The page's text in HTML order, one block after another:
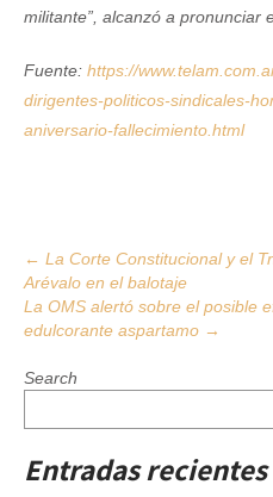
militante”, alcanzó a pronunciar
Fuente: https://
dirigentes-politicos-sindicales-
aniversario-fallecimiento.html
Post
navigation
← La Corte Constitucional y el
Arévalo en el balotaje
La OMS alertó sobre el posible
edulcorante aspartamo →
Search
Entradas recientes